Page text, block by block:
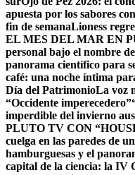
apuesta por los sabores
fin de semanaLioness
EL MES DEL MAR EN
personal bajo el nombre
panorama científico para
café: una noche íntima
Día del PatrimonioLa voz
“Occidente imperecedero”
imperdible del invierno
PLUTO TV CON
cuelga en las paredes de
hamburguesas y el
capital de la ciencia: la IV